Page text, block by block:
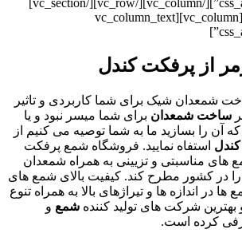
[vc_section][vc_row][vc_column][vc_column_text
از پرفکت کندل
شمعدان شیک برای شما کاربردی و تاثیر
ساخت شمعدان برای شما میسر نبود و یا
آن را بسازید ما به شما توصیه می کنیم از
استفاه نمایید. فروشگاه شمع پرفکت
های مناسبتی و تزیینی به همراه شمعدان
را در کشور مطرح کند. کیفیت بالای شمع های
ها در اندازه ها و تیراژهای بالا به همراه تنوع
شرکت های تولید کننده شمع و
کرده است.